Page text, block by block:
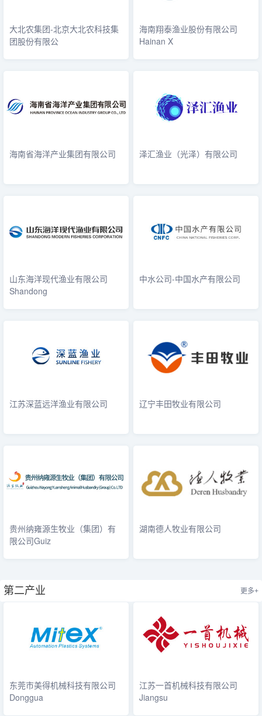
大北农集团-北京大北农科技集
团股份有限公
海南翔泰渔业股份有限公司
Hainan X
海南省海洋产业集团有限公司 泽汇渔业（光泽）有限公司
山东海洋现代渔业有限公司
Shandong
中水公司-中国水产有限公司
江苏深蓝远洋渔业有限公司 辽宁丰田牧业有限公司
贵州纳雍源生牧业（集团）有
限公司Guiz
湖南德人牧业有限公司
第二产业 更多+
东莞市美得机械科技有限公司
Donggua
江苏一首机械科技有限公司
Jiangsu